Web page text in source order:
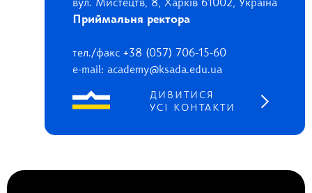
вул. Мистецтв, 8, Харків 61002, Україна
Приймальня ректора
тел./факс +38 (057) 706-15-60
e-mail: academy@ksada.edu.ua
ДИВИТИСЯ
УСІ КОНТАКТИ